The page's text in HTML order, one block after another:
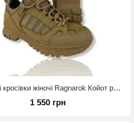
Тактичні кросівки жіночі Ragnarok Койот розмір 36
1 550 грн